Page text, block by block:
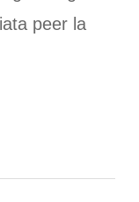
peer la